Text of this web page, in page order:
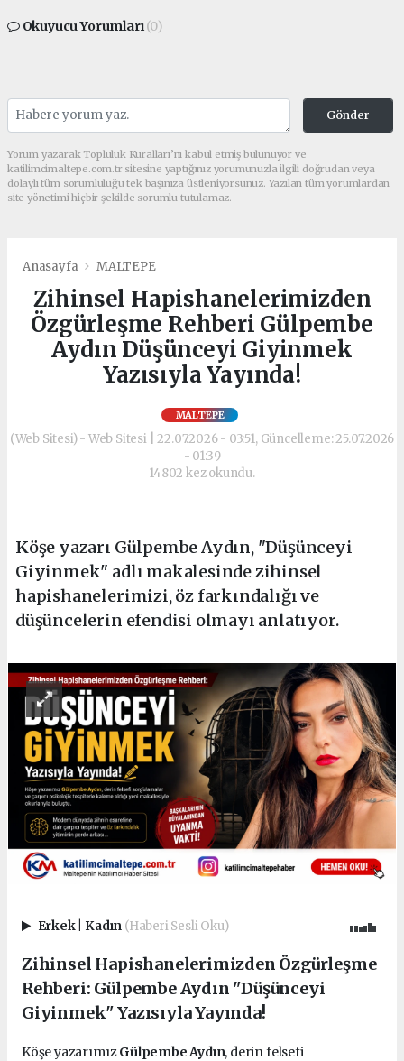
Okuyucu Yorumları(0)
Gönder
Yorum yazarak Topluluk Kuralları’nı kabul etmiş bulunuyor ve
katilimcimaltepe.com.tr sitesine yaptığınız yorumunuzla ilgili doğrudan veya
dolaylı tüm sorumluluğu tek başınıza üstleniyorsunuz. Yazılan tüm yorumlardan
site yönetimi hiçbir şekilde sorumlu tutulamaz.
Anasayfa MALTEPE
Zihinsel Hapishanelerimizden
Özgürleşme Rehberi Gülpembe
Aydın Düşünceyi Giyinmek
Yazısıyla Yayında!
MALTEPE
(Web Sitesi) - Web Sitesi | 22.07.2026 - 03:51, Güncelleme: 25.07.2026
- 01:39
14802 kez okundu.
Köşe yazarı Gülpembe Aydın, "Düşünceyi
Giyinmek" adlı makalesinde zihinsel
hapishanelerimizi, öz farkındalığı ve
düşüncelerin efendisi olmayı anlatıyor.
Erkek Kadın (Haberi Sesli Oku)
Zihinsel Hapishanelerimizden Özgürleşme
Rehberi: Gülpembe Aydın "Düşünceyi
Giyinmek" Yazısıyla Yayında!
Köşe yazarımızGülpembe Aydın, derin felsefi